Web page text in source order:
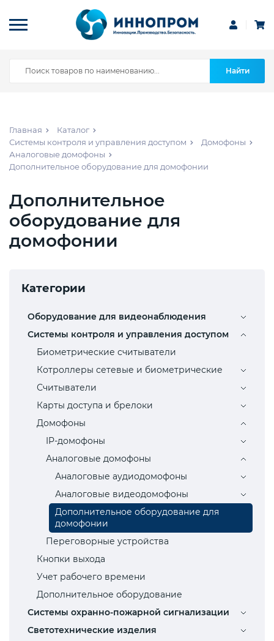
Найти
Главная
Каталог
Системы контроля и управления доступом
Домофоны
Аналоговые домофоны
Дополнительное оборудование для домофонии
Дополнительное
оборудование для
домофонии
Категории
Оборудование для видеонаблюдения
Системы контроля и управления доступом
Биометрические считыватели
Котроллеры сетевые и биометрические
Считыватели
Карты доступа и брелоки
Домофоны
IP-домофоны
Аналоговые домофоны
Аналоговые аудиодомофоны
Аналоговые видеодомофоны
Дополнительное оборудование для
домофонии
Переговорные устройства
Кнопки выхода
Учет рабочего времени
Дополнительное оборудование
Системы охранно-пожарной сигнализации
Светотехнические изделия